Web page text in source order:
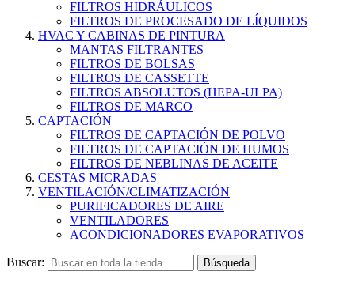
FILTROS HIDRÁULICOS
FILTROS DE PROCESADO DE LÍQUIDOS
HVAC Y CABINAS DE PINTURA
MANTAS FILTRANTES
FILTROS DE BOLSAS
FILTROS DE CASSETTE
FILTROS ABSOLUTOS (HEPA-ULPA)
FILTROS DE MARCO
CAPTACIÓN
FILTROS DE CAPTACIÓN DE POLVO
FILTROS DE CAPTACIÓN DE HUMOS
FILTROS DE NEBLINAS DE ACEITE
CESTAS MICRADAS
VENTILACIÓN/CLIMATIZACIÓN
PURIFICADORES DE AIRE
VENTILADORES
ACONDICIONADORES EVAPORATIVOS
Buscar: Búsqueda